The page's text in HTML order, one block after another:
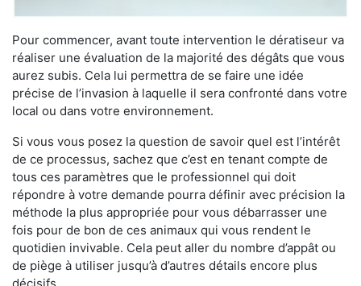
Pour commencer, avant toute intervention le dératiseur va
réaliser une évaluation de la majorité des dégâts que vous
aurez subis. Cela lui permettra de se faire une idée
précise de l’invasion à laquelle il sera confronté dans votre
local ou dans votre environnement.
Si vous vous posez la question de savoir quel est l’intérêt
de ce processus, sachez que c’est en tenant compte de
tous ces paramètres que le professionnel qui doit
répondre à votre demande pourra définir avec précision la
méthode la plus appropriée pour vous débarrasser une
fois pour de bon de ces animaux qui vous rendent le
quotidien invivable. Cela peut aller du nombre d’appât ou
de piège à utiliser jusqu’à d’autres détails encore plus